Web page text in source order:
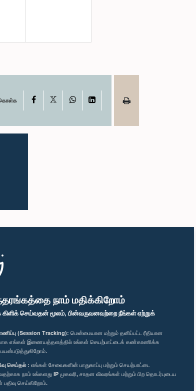
நாம் மதிக்கிறோம்
செய்வதன் மூலம், பின்வருவனவற்றை நீங்கள் ஏற்றுக்
(Session Tracking): மென்மையான மற்றும் தனிப்பட்ட ரீதியான
எங்கள் இணையத்தளத்தில் உங்கள் செயற்பாட்டைக் கண்காணிக்க
செய்தல் : எங்கள் சேவைகளின் பாதுகாப்பு மற்றும் செயற்பாட்டை
நாம் உங்களது IP முகவரி, சாதன விவரங்கள் மற்றும் பிற தொடர்புடைய
செய்கிறோம்.
கொள்க Facebook WhatsAppLinkedIn